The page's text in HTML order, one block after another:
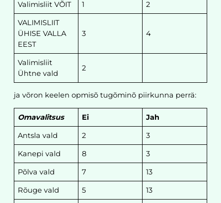
Valimisliit VÕIT 1 2
VALIMISLIIT
ÜHISE VALLA
EEST
3 4
Valimisliit
Ühtne vald
2
ja võron keelen opmisõ tugõminõ piirkunna perrä:
Omavalitsus Ei Jah
Antsla vald 2 3
Kanepi vald 8 3
Põlva vald 7 13
Rõuge vald 5 13